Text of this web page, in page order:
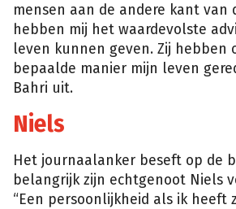
mensen aan de andere kant van
hebben mij het waardevolste
leven kunnen geven. Zij hebben
bepaalde manier mijn leven
Bahri uit.
Niels
Het journaalanker beseft op de
belangrijk zijn echtgenoot Niels
“Een persoonlijkheid als ik heeft